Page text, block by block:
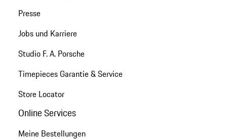
Presse
Jobs und Karriere
Studio F. A. Porsche
Timepieces Garantie & Service
Store Locator
Online Services
Meine Bestellungen